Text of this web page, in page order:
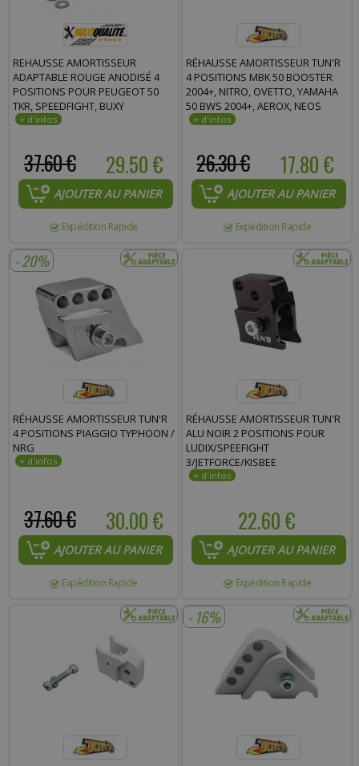
REHAUSSE AMORTISSEUR
ADAPTABLE ROUGE ANODISÉ 4
POSITIONS POUR PEUGEOT 50
TKR, SPEEDFIGHT, BUXY
29.50 €
37.60 €
AJOUTER AU PANIER
Expédition Rapide
RÉHAUSSE AMORTISSEUR TUN'R
4 POSITIONS MBK 50 BOOSTER
2004+, NITRO, OVETTO, YAMAHA
50 BWS 2004+, AEROX, NEOS
17.80 €
26.30 €
AJOUTER AU PANIER
Expédition Rapide
- 20%
RÉHAUSSE AMORTISSEUR TUN'R
4 POSITIONS PIAGGIO TYPHOON /
NRG
30.00 €
37.60 €
AJOUTER AU PANIER
Expédition Rapide
RÉHAUSSE AMORTISSEUR TUN'R
ALU NOIR 2 POSITIONS POUR
LUDIX/SPEEFIGHT
3/JETFORCE/KISBEE
22.60 €
AJOUTER AU PANIER
Expédition Rapide
- 16%